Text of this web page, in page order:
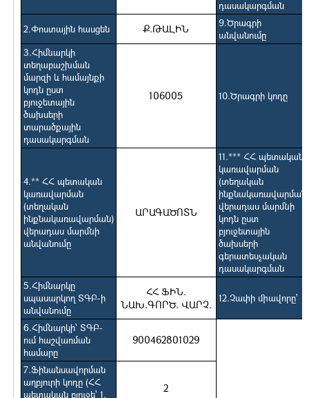
դասակարգման
2.Փոստային հասցեն
Ք.ԹԱԼԻՆ
9.Ծրագրի
անվանումը
3.Հիմնարկի
տեղաբաշխման
մարզի և համայնքի
կոդն ըստ
բյուջետային
ծախսերի
տարածքային
դասակարգման
106005 10.Ծրագրի կոդը
4.** ՀՀ պետական
կառավարման
(տեղական
ինքնակառավարման)
վերադաս մարմնի
անվանումը
ԱՐԱԳԱԾՈՏՆ
11.*** ՀՀ պետական
կառավարման
(տեղական
ինքնակառավարման)
վերադաս մարմնի
կոդն ըստ
բյուջետային
ծախսերի
գերատեսչական
դասակարգման
5.Հիմնարկը
սպասարկող ՏԳԲ-ի
անվանումը
ՀՀ ՖԻՆ.
ՆԱԽ.ԳՈՐԾ. ՎԱՐՉ.
12.Չափի միավորը`
6.Հիմնարկի` ՏԳԲ-
ում հաշվառման
համարը
900462801029
7.Ֆինանսավորման
աղբյուրի կոդը (ՀՀ
պետական բյուջե` 1,
2